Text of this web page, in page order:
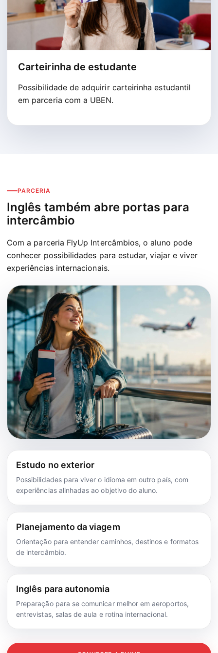
Carteirinha de estudante
Possibilidade de adquirir carteirinha estudantil
em parceria com a UBEN.
PARCERIA
Inglês também abre portas para
intercâmbio
Com a parceria FlyUp Intercâmbios, o aluno pode
conhecer possibilidades para estudar, viajar e viver
experiências internacionais.
Estudo no exterior
Possibilidades para viver o idioma em outro país, com
experiências alinhadas ao objetivo do aluno.
Planejamento da viagem
Orientação para entender caminhos, destinos e formatos
de intercâmbio.
Inglês para autonomia
Preparação para se comunicar melhor em aeroportos,
entrevistas, salas de aula e rotina internacional.